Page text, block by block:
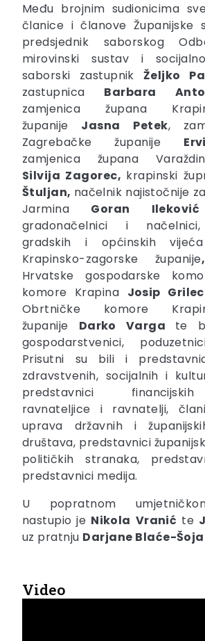
Među brojnim sudionicima
članice i članove Županijske
predsjednik saborskog
mirovinski sustav i
saborski zastupnik Željko
zastupnica Barbara
zamjenica župana
županije Jasna Petek,
Zagrebačke županije
zamjenica župana
Silvija Zagorec, krapinski
Štuljan, načelnik najistočnije
Jarmina Goran
gradonačelnici i
gradskih i općinskih
Krapinsko-zagorske županije
Hrvatske gospodarske
komore Krapina Josip
Obrtničke komore
županije Darko Varga te
gospodarstvenici,
Prisutni su bili i
zdravstvenih, socijalnih i
predstavnici
ravnateljice i ravnatelji,
uprava državnih i
društava, predstavnici
političkih stranaka,
predstavnici medija.
U popratnom
nastupio je Nikola Vranić te
uz pratnju Darjane Blaće-
Video